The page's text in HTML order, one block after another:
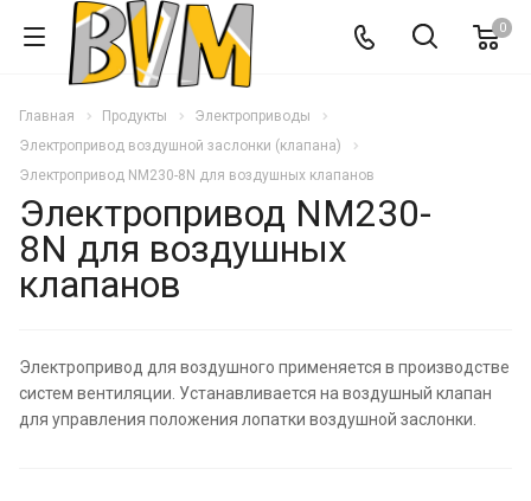
0
Главная Продукты
Электроприводы
Электропривод воздушной заслонки (клапана)
Электропривод NM230-8N для воздушных клапанов
Электропривод NM230-
8N для воздушных
клапанов
Электропривод для воздушного применяется в производстве
систем вентиляции. Устанавливается на воздушный клапан
для управления положения лопатки воздушной заслонки.